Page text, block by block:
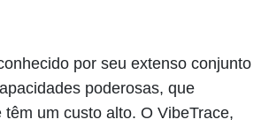
por seu extenso conjunto
poderosas, que
têm um custo alto. O VibeTrace,